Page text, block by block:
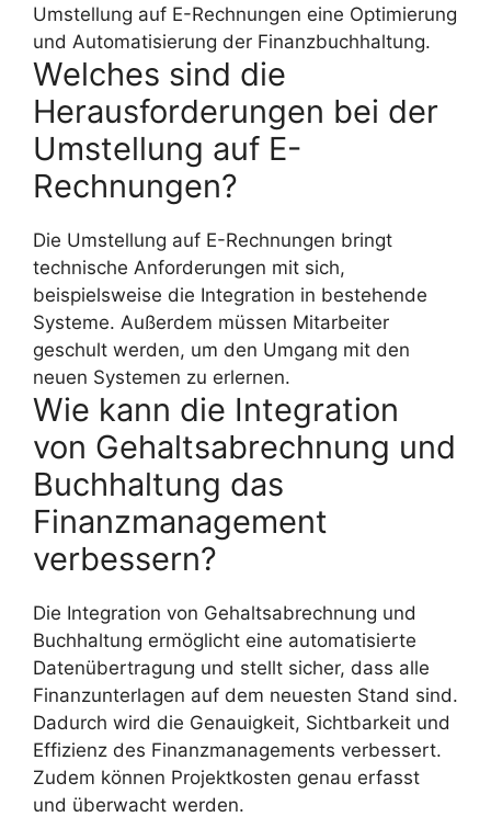
Umstellung auf E-Rechnungen eine Optimierung
und Automatisierung der Finanzbuchhaltung.
Welches sind die
Herausforderungen bei der
Umstellung auf E-
Rechnungen?
Die Umstellung auf E-Rechnungen bringt
technische Anforderungen mit sich,
beispielsweise die Integration in bestehende
Systeme. Außerdem müssen Mitarbeiter
geschult werden, um den Umgang mit den
neuen Systemen zu erlernen.
Wie kann die Integration
von Gehaltsabrechnung und
Buchhaltung das
Finanzmanagement
verbessern?
Die Integration von Gehaltsabrechnung und
Buchhaltung ermöglicht eine automatisierte
Datenübertragung und stellt sicher, dass alle
Finanzunterlagen auf dem neuesten Stand sind.
Dadurch wird die Genauigkeit, Sichtbarkeit und
Effizienz des Finanzmanagements verbessert.
Zudem können Projektkosten genau erfasst
und überwacht werden.